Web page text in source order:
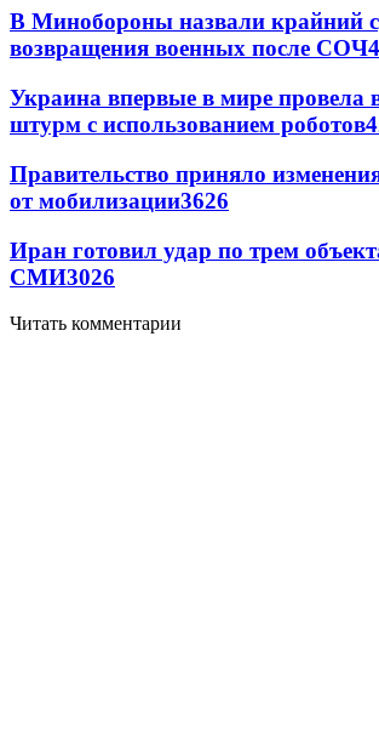
В Минобороны назвали крайний
возвращения военных после СОЧ
Украина впервые в мире провела
штурм с использованием роботов
Правительство приняло
от мобилизации3626
Иран готовил удар по трем
СМИ3026
Читать комментарии